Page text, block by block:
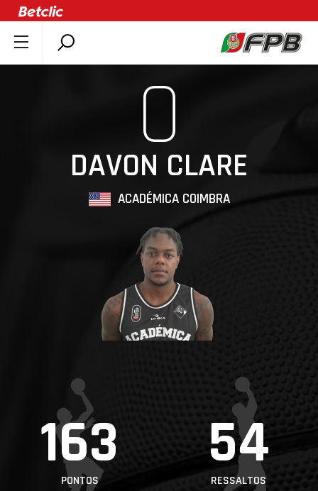
SOBRE A FPB
ASSOCIAÇÕES
MINIBASQUETE
ÁREA TÉCNICA
MASCULINA
LIGA BETCLIC
FEMININA
0
ACADÉMICA COIMBRA
DAVON CLARE
163
PONTOS
54
RESSALTOS